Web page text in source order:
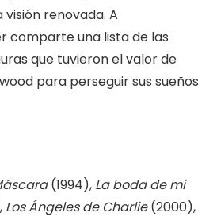
renovada. A
comparte una lista de las
que tuvieron el valor de
para perseguir sus sueños
(1994), La boda de mi
Los Ángeles de Charlie(2000),